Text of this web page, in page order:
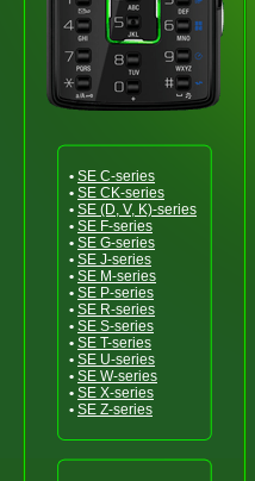
• SE C-series
• SE CK-series
• SE (D, V, K)-series
• SE F-series
• SE G-series
• SE J-series
• SE M-series
• SE P-series
• SE R-series
• SE S-series
• SE T-series
• SE U-series
• SE W-series
• SE X-series
• SE Z-series